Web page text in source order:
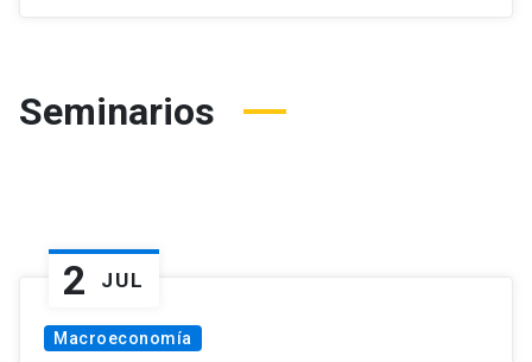
Seminarios
2 JUL
Macroeconomía